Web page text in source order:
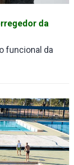
da
funcional da